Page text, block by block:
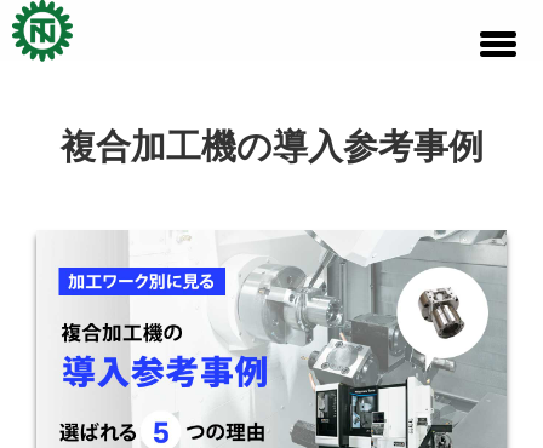
Skip
to
複合加工機の導入参考事例